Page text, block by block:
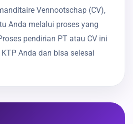
Vennootschap (CV),
Anda melalui proses yang
pendirian PT atau CV ini
Anda dan bisa selesai